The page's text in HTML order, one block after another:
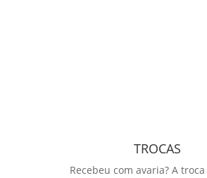
TROCAS
Recebeu com avaria? A